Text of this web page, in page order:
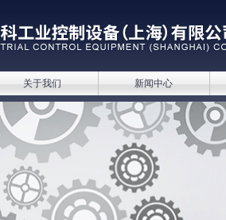
关于我们 新闻中心